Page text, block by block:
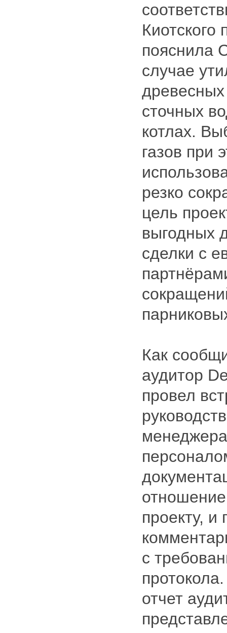
Киотского
пояснила
случае
древесных
сточных
котлах.
газов при
резко
цель
выгодных
сделки с
Как
аудитор
провел
проекту, и
с
отчет